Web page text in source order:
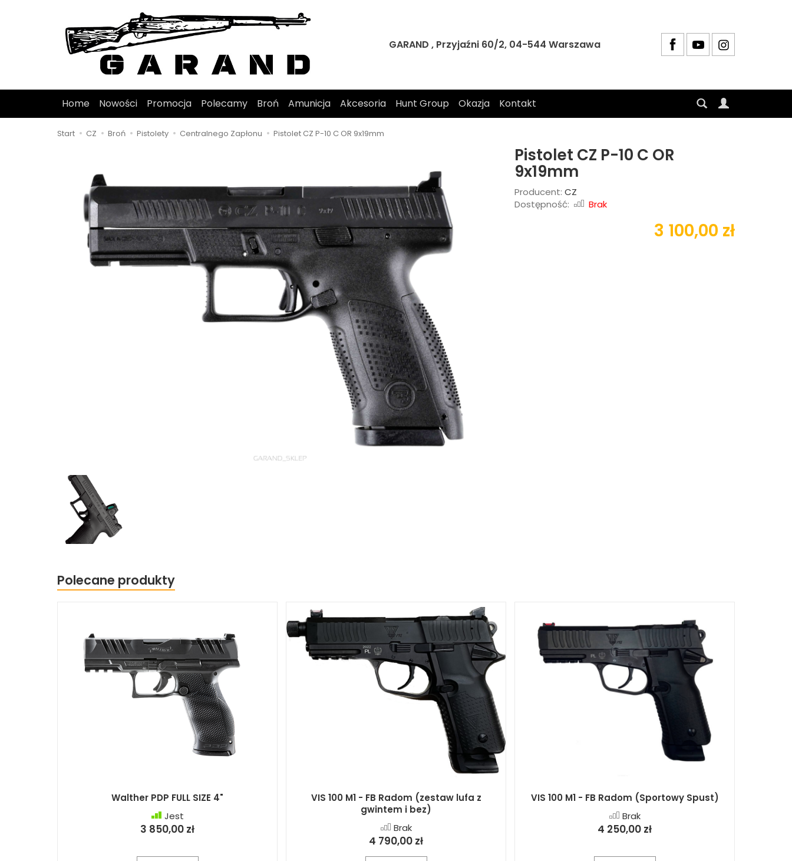
GARAND , Przyjaźni 60/2, 04-544 Warszawa
Home Nowości Promocja Polecamy Broń Amunicja Akcesoria Hunt Group Okazja Kontakt
Start CZ Broń Pistolety Centralnego Zapłonu Pistolet CZ P-10 C OR 9x19mm
Pistolet CZ P-10 C OR
9x19mm
Producent: CZ
Dostępność:
Brak
3 100,00 zł
Polecane produkty
Walther PDP FULL SIZE 4"
Jest
3 850,00 zł
VIS 100 M1 - FB Radom (zestaw lufa z
gwintem i bez)
Brak
4 790,00 zł
VIS 100 M1 - FB Radom (Sportowy Spust)
Brak
4 250,00 zł